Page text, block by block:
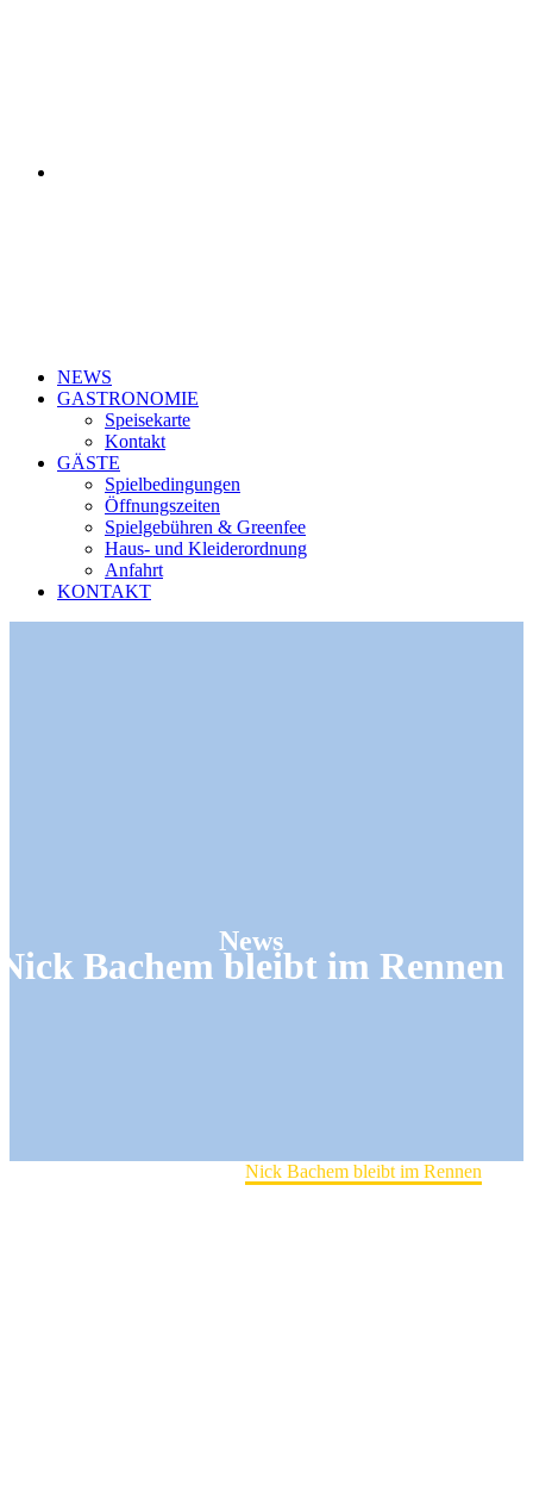
NEWS
GASTRONOMIE
Speisekarte
Kontakt
GÄSTE
Spielbedingungen
Öffnungszeiten
Spielgebühren & Greenfee
Haus- und Kleiderordnung
Anfahrt
KONTAKT
News
Bachem bleibt im Rennen
Nick Bachem bleibt im Rennen